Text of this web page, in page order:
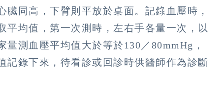
同高，下臂則平放於桌面。記錄血壓時，
平均值，第一次測時，左右手各量一次，以
測血壓平均值大於等於130／80mmHg，
記錄下來，待看診或回診時供醫師作為診斷